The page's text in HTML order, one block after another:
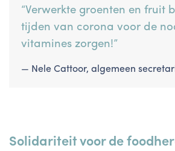
“Verwerkte groenten en fruit
tijden van corona voor de
vitamines zorgen!”
Nele Cattoor, algemeen
Solidariteit voor de